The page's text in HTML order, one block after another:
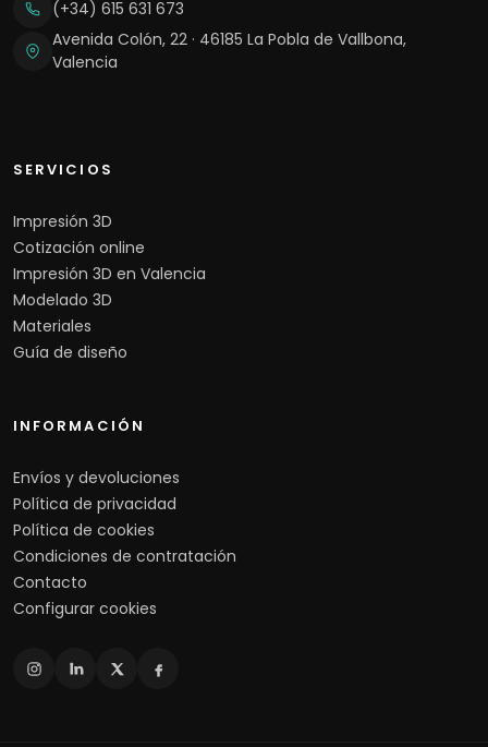
(+34) 615 631 673
Avenida Colón, 22 · 46185 La Pobla de Vallbona,
Valencia
SERVICIOS
Impresión 3D
Cotización online
Impresión 3D en Valencia
Modelado 3D
Materiales
Guía de diseño
INFORMACIÓN
Envíos y devoluciones
Política de privacidad
Política de cookies
Condiciones de contratación
Contacto
Configurar cookies